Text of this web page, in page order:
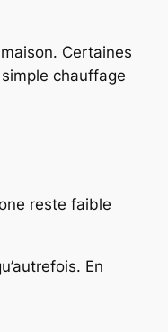
Certaines
chauffage
reste faible
En